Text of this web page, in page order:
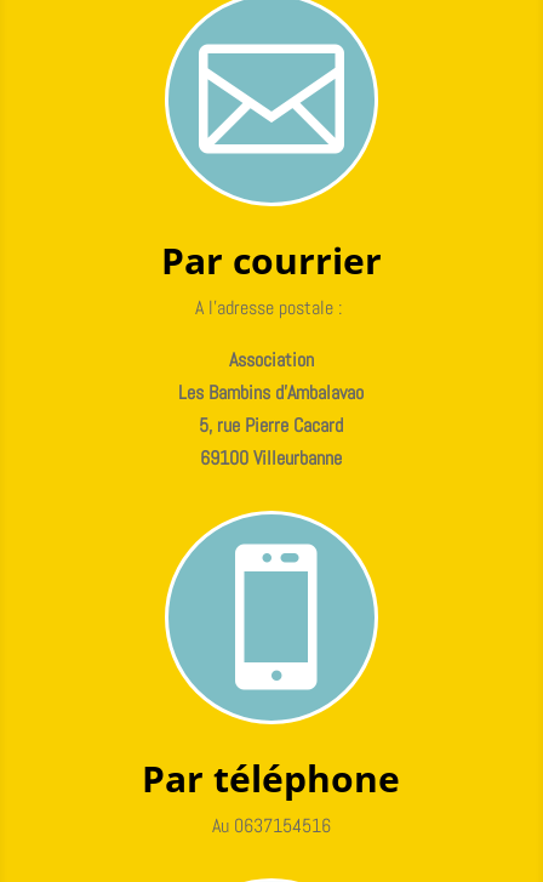

Par courrier
A l’adresse postale :
Association
Les Bambins d’Ambalavao
5, rue Pierre Cacard
69100 Villeurbanne

Par téléphone
Au 0637154516